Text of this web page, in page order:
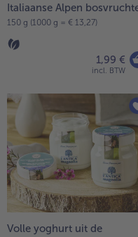
Italiaanse Alpen
150 g (1000 g = € 13,27)
1,99 €
incl. BTW
Volle yoghurt uit de